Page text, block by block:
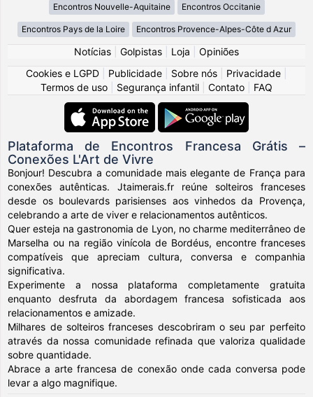
Encontros Nouvelle-Aquitaine Encontros Occitanie
Encontros Pays de la Loire Encontros Provence-Alpes-Côte d Azur
Notícias Golpistas Loja
Opiniões
Cookies e LGPD
Publicidade Sobre nós Privacidade
Termos de uso
Segurança infantil Contato FAQ
Plataforma de Encontros Francesa Grátis –
Conexões L'Art de Vivre
Bonjour! Descubra a comunidade mais elegante de França para
conexões autênticas. Jtaimerais.fr reúne solteiros franceses
desde os boulevards parisienses aos vinhedos da Provença,
celebrando a arte de viver e relacionamentos autênticos.
Quer esteja na gastronomia de Lyon, no charme mediterrâneo de
Marselha ou na região vinícola de Bordéus, encontre franceses
compatíveis que apreciam cultura, conversa e companhia
significativa.
Experimente a nossa plataforma completamente gratuita
enquanto desfruta da abordagem francesa sofisticada aos
relacionamentos e amizade.
Milhares de solteiros franceses descobriram o seu par perfeito
através da nossa comunidade refinada que valoriza qualidade
sobre quantidade.
Abrace a arte francesa de conexão onde cada conversa pode
levar a algo magnifique.